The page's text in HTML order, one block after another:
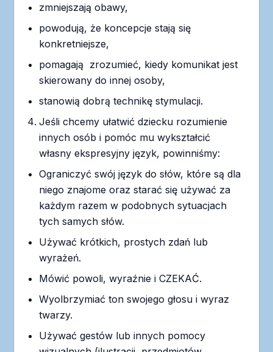
zmniejszają obawy,
powodują, że koncepcje stają się
konkretniejsze,
pomagają zrozumieć, kiedy komunikat jest
skierowany do innej osoby,
stanowią dobrą technikę stymulacji.
Jeśli chcemy ułatwić dziecku rozumienie
innych osób i pomóc mu wykształcić
własny ekspresyjny język, powinniśmy:
Ograniczyć swój język do słów, które są dla
niego znajome oraz starać się używać za
każdym razem w podobnych sytuacjach
tych samych słów.
Używać krótkich, prostych zdań lub
wyrażeń.
Mówić powoli, wyraźnie i CZEKAĆ.
Wyolbrzymiać ton swojego głosu i wyraz
twarzy.
Używać gestów lub innych pomocy